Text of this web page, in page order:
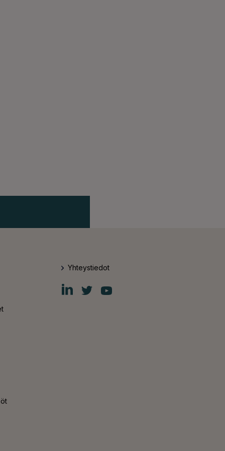
Yhteystiedot
Fiskars
Group
Fiskars
Group
Fiskars
Group